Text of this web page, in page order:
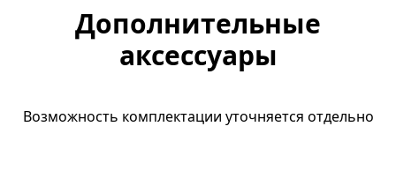
Дополнительные
аксессуары
Возможность комплектации уточняется отдельно